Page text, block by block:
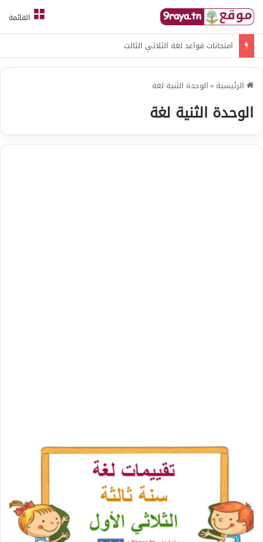
القائمة
امتحانات قواعد لغة الثلاثي الثالث
الرئيسية »الوحدة الثنية لغة
الوحدة الثنية لغة